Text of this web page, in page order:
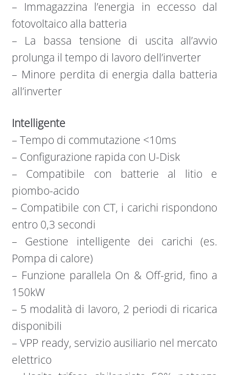
– Immagazzina l’energia in eccesso dal
fotovoltaico alla batteria
– La bassa tensione di uscita all’avvio
prolunga il tempo di lavoro dell’inverter
– Minore perdita di energia dalla batteria
all’inverter
Intelligente
– Tempo di commutazione <10ms
– Configurazione rapida con U-Disk
– Compatibile con batterie al litio e
piombo-acido
– Compatibile con CT, i carichi rispondono
entro 0,3 secondi
– Gestione intelligente dei carichi (es.
Pompa di calore)
– Funzione parallela On & Off-grid, fino a
150kW
– 5 modalità di lavoro, 2 periodi di ricarica
disponibili
– VPP ready, servizio ausiliario nel mercato
elettrico